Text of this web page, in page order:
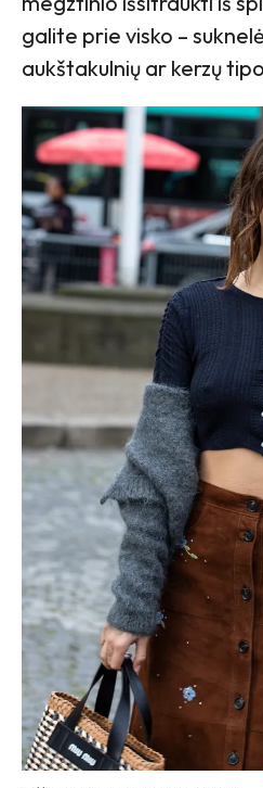
galite prie visko –
aukštakulnių ar kerzų